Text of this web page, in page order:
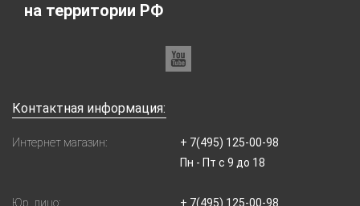
на территории РФ
Контактная информация:
Интернет магазин:
+ 7(495) 125-00-98
Пн - Пт с 9 до 18
Юр. лицо:
+ 7(495) 125-00-98